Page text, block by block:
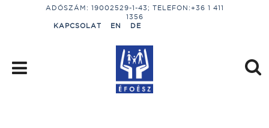
ADÓSZÁM: 19002529-1-43; TELEFON:+36 1 411
1356
KAPCSOLAT
EN DE